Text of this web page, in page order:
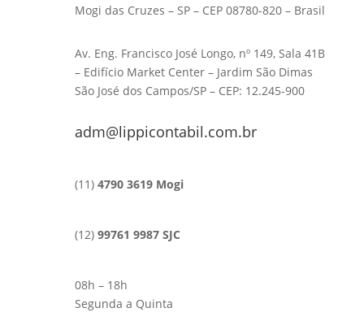
Mogi das Cruzes – SP – CEP 08780-820 – Brasil
Av. Eng. Francisco José Longo, nº 149, Sala 41B
– Edifício Market Center – Jardim São Dimas
São José dos Campos/SP – CEP: 12.245-900
adm@lippicontabil.com.br
(11) 4790 3619 Mogi
(12) 99761 9987 SJC
08h – 18h
Segunda a Quinta